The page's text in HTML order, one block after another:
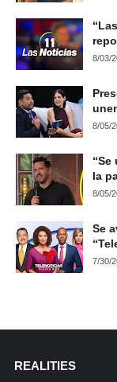
8/03/
8/05/
“Se
la
8/05/
Se
7/30/
REALITIES